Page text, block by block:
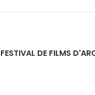
FESTIVAL DE FILMS